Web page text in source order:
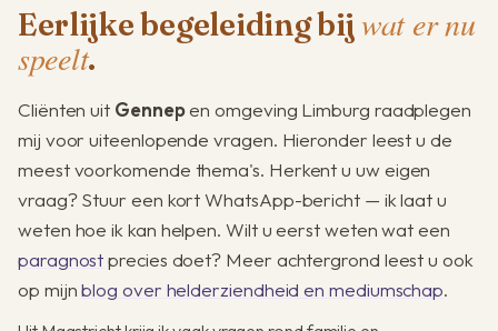
Eerlijke begeleiding bij wat er nu
speelt.
Cliënten uit Gennepen omgeving Limburg raadplegen
mij voor uiteenlopende vragen. Hieronder leest u de
meest voorkomende thema's. Herkent u uw eigen
vraag? Stuur een kort WhatsApp-bericht — ik laat u
weten hoe ik kan helpen. Wilt u eerst weten wat een
paragnostprecies doet? Meer achtergrond leest u ook
op mijnblog over helderziendheid en mediumschap.